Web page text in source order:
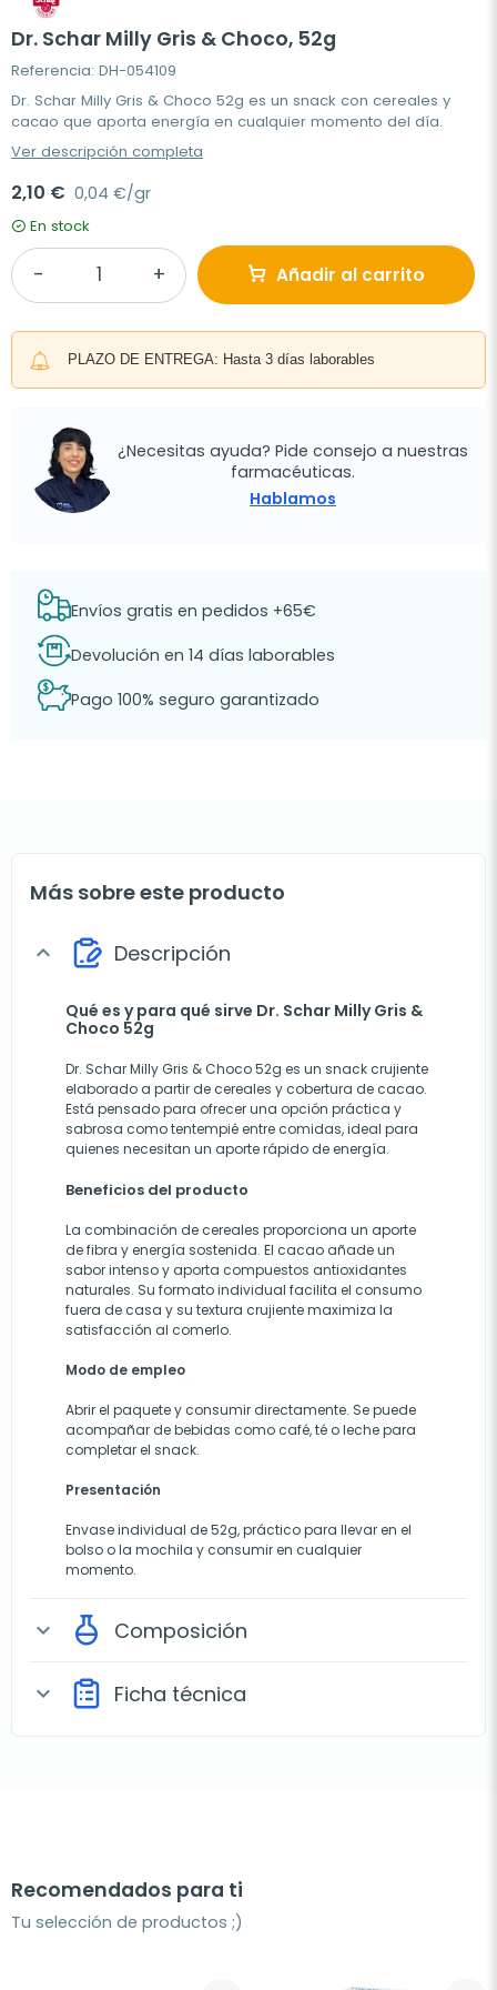
Dr. Schar Milly Gris & Choco, 52g
Referencia: DH-054109
Dr. Schar Milly Gris & Choco 52g es un snack con cereales y
cacao que aporta energía en cualquier momento del día.
Ver descripción completa
2,10 € 0,04 €/gr
En stock
Añadir al carrito
PLAZO DE ENTREGA: Hasta 3 días laborables
¿Necesitas ayuda? Pide consejo a nuestras
farmacéuticas.
Hablamos
Envíos gratis en pedidos +65€
Devolución en 14 días laborables
Pago 100% seguro garantizado
Más sobre este producto
expand_more Descripción
Qué es y para qué sirve Dr. Schar Milly Gris &
Choco 52g
Dr. Schar Milly Gris & Choco 52g es un snack crujiente
elaborado a partir de cereales y cobertura de cacao.
Está pensado para ofrecer una opción práctica y
sabrosa como tentempié entre comidas, ideal para
quienes necesitan un aporte rápido de energía.
Beneficios del producto
La combinación de cereales proporciona un aporte
de fibra y energía sostenida. El cacao añade un
sabor intenso y aporta compuestos antioxidantes
naturales. Su formato individual facilita el consumo
fuera de casa y su textura crujiente maximiza la
satisfacción al comerlo.
Modo de empleo
Abrir el paquete y consumir directamente. Se puede
acompañar de bebidas como café, té o leche para
completar el snack.
Presentación
Envase individual de 52g, práctico para llevar en el
bolso o la mochila y consumir en cualquier
momento.
expand_more Composición
expand_more Ficha técnica
Recomendados para ti
Tu selección de productos ;)